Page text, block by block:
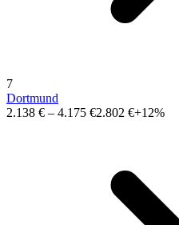
7
Dortmund
2.138 € – 4.175 €2.802 €+12%